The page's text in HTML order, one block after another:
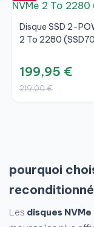
Disque SSD 2-
2 To 2280
199,95 €
219,00 €
pourquoi
Les disques